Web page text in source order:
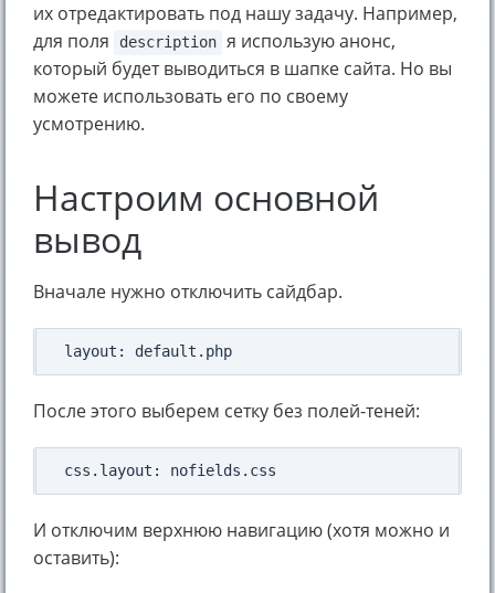
их отредактировать под нашу задачу. Например,
для поля
description я использую анонс,
который будет выводиться в шапке сайта. Но вы
можете использовать его по своему
усмотрению.
Настроим основной
вывод
Вначале нужно отключить сайдбар.
После этого выберем сетку без полей-теней:
И отключим верхнюю навигацию (хотя можно и
оставить):